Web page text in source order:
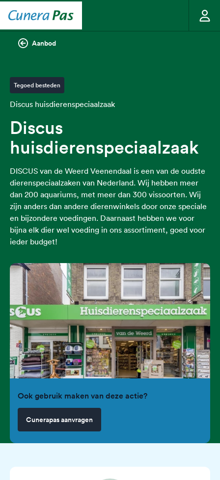
Aanbod
Tegoed besteden
Discus huisdierenspeciaalzaak
Discus
huisdierenspeciaalzaak
DISCUS van de Weerd Veenendaal is een van de oudste
dierenspeciaalzaken van Nederland. Wij hebben meer
dan 200 aquariums, met meer dan 300 vissoorten. Wij
zijn anders dan andere dierenwinkels door onze speciale
en bijzondere voedingen. Daarnaast hebben we voor
bijna elk dier wel voeding in ons assortiment, goed voor
ieder budget!
Ook gebruik maken van deze actie?
Cunerapas aanvragen